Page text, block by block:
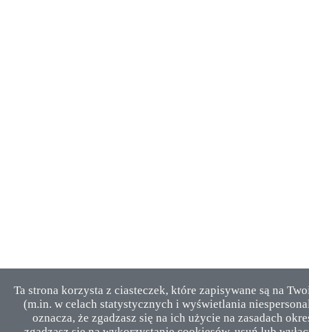
Ta strona korzysta z ciasteczek, które zapisywane są na
(m.in. w celach statystycznych i wyświetlania
oznacza, że zgadzasz się na ich użycie na zasadach